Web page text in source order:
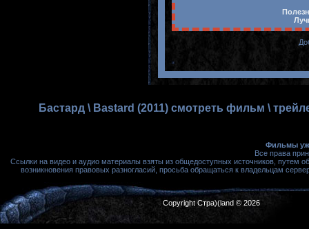
Бастард \ Bastard (2011) смотреть фильм \
Фильмы
Все права
Ссылки на видео и аудио материалы взяты из общедоступных источников, путем
возникновения правовых разногласий, просьба обращаться к владельцам
Copyright Стра)(land © 2026